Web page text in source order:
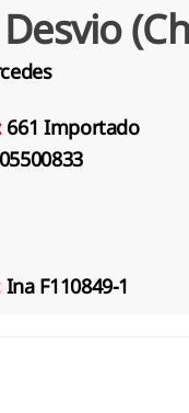
661 Importado
Ina F110849-1